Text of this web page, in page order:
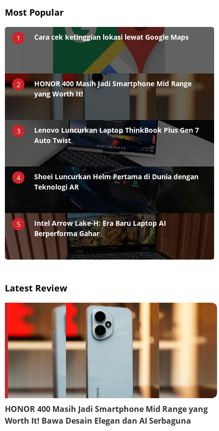
Most Popular
1 Cara cek ketinggian lokasi lewat Google Maps
2
HONOR 400 Masih Jadi Smartphone Mid Range
yang Worth It!
3
Lenovo Luncurkan Laptop ThinkBook Plus Gen 7
Auto Twist
4
Shoei Luncurkan Helm Pertama di Dunia dengan
Teknologi AR
5
Intel Arrow Lake-H: Era Baru Laptop AI
Berperforma Gahar
Latest Review
HONOR 400 Masih Jadi Smartphone Mid Range yang
Worth It! Bawa Desain Elegan dan AI Serbaguna